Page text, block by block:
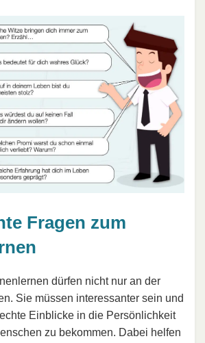
Fragen zum
dürfen nicht nur an der
Sie müssen interessanter sein und
Einblicke in die Persönlichkeit
zu bekommen. Dabei helfen